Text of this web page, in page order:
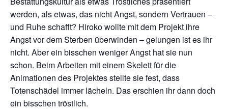
werden, als etwas, das nicht Angst, sondern Vertrauen –
und Ruhe schafft? Hiroko wollte mit dem Projekt ihre
Angst vor dem Sterben überwinden – gelungen ist es ihr
nicht. Aber ein bisschen weniger Angst hat sie nun
schon. Beim Arbeiten mit einem Skelett für die
Animationen des Projektes stellte sie fest, dass
Totenschädel immer lächeln. Das erschien ihr dann doch
ein bisschen tröstlich.